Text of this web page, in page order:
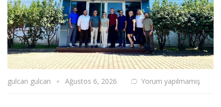
gulcan gulcan Ağustos 6, 2026 Yorum yapılmamış